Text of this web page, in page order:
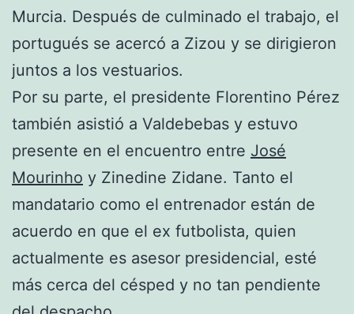
Murcia. Después de culminado el trabajo, el
portugués se acercó a Zizou y se dirigieron
juntos a los vestuarios.
Por su parte, el presidente Florentino Pérez
también asistió a Valdebebas y estuvo
presente en el encuentro entre José
Mourinho y Zinedine Zidane. Tanto el
mandatario como el entrenador están de
acuerdo en que el ex futbolista, quien
actualmente es asesor presidencial, esté
más cerca del césped y no tan pendiente